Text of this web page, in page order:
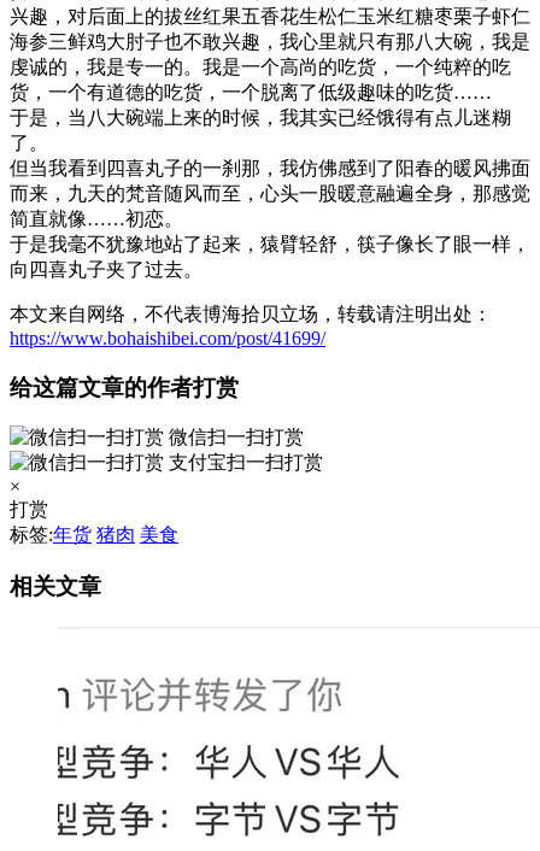
兴趣，对后面上的拔丝红果五香花生松仁玉米红糖枣栗子虾仁
海参三鲜鸡大肘子也不敢兴趣，我心里就只有那八大碗，我是
虔诚的，我是专一的。我是一个高尚的吃货，一个纯粹的吃
货，一个有道德的吃货，一个脱离了低级趣味的吃货……
于是，当八大碗端上来的时候，我其实已经饿得有点儿迷糊
了。
但当我看到四喜丸子的一刹那，我仿佛感到了阳春的暖风拂面
而来，九天的梵音随风而至，心头一股暖意融遍全身，那感觉
简直就像……初恋。
于是我毫不犹豫地站了起来，猿臂轻舒，筷子像长了眼一样，
向四喜丸子夹了过去。
本文来自网络，不代表博海拾贝立场，转载请注明出处：
https://www.bohaishibei.com/post/41699/
给这篇文章的作者打赏
微信扫一扫打赏
支付宝扫一扫打赏
×
打赏
标签:年货 猪肉 美食
相关文章